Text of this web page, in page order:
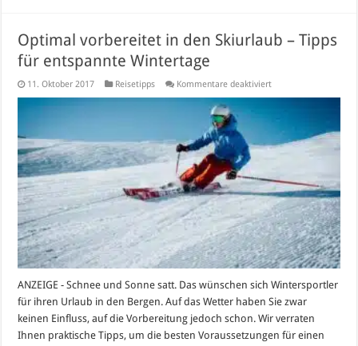
Optimal vorbereitet in den Skiurlaub – Tipps
für entspannte Wintertage
11. Oktober 2017 Reisetipps Kommentare deaktiviertfür
–
Wintertage
ANZEIGE - Schnee und Sonne satt. Das wünschen sich Wintersportler
für ihren Urlaub in den Bergen. Auf das Wetter haben Sie zwar
keinen Einfluss, auf die Vorbereitung jedoch schon. Wir verraten
Ihnen praktische Tipps, um die besten Voraussetzungen für einen